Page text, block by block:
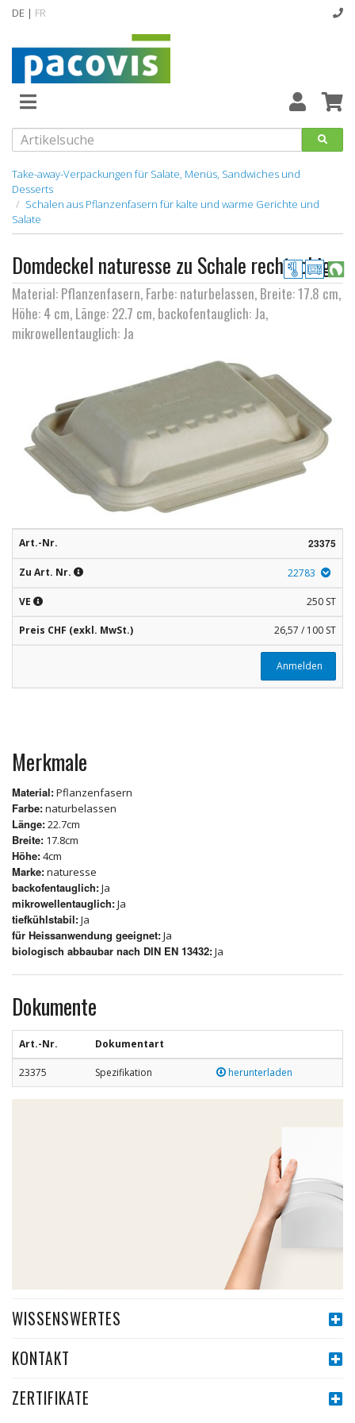
DE | FR
Abverkaufsartikel
Neuheiten
Vollsortiment
designline
Kataloge
Convenience
Technologie
Anwendungsrezepturen
Take-away-Verpackungen für Salate, Menüs, Sandwiches und
Desserts
Schalen aus Pflanzenfasern für kalte und warme Gerichte und
Salate
Domdeckel naturesse zu Schale rechteckig
Material: Pflanzenfasern, Farbe: naturbelassen, Breite: 17.8 cm,
Höhe: 4 cm, Länge: 22.7 cm, backofentauglich: Ja,
mikrowellentauglich: Ja
Art.-Nr. 23375
Zu Art. Nr. 22783
VE 250 ST
Preis CHF (exkl. MwSt.) 26,57 / 100 ST
Anmelden
Merkmale
Material:Pflanzenfasern
Farbe:naturbelassen
Länge:22.7cm
Breite: 17.8cm
Höhe:4cm
Marke:naturesse
backofentauglich:Ja
mikrowellentauglich:Ja
tiefkühlstabil:Ja
für Heissanwendung geeignet:Ja
biologisch abbaubar nach DIN EN 13432:Ja
Dokumente
Art.-Nr. Dokumentart
23375 Spezifikation herunterladen
WISSENSWERTES
KONTAKT
ZERTIFIKATE